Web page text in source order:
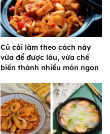
Củ cải làm theo cách này
vừa để được lâu, vừa chế
biến thành nhiều món ngon